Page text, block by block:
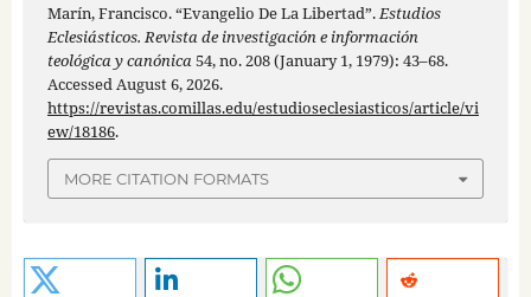
Marín, Francisco. “Evangelio De La Libertad”.Estudios
Eclesiásticos. Revista de investigación e información
teológica y canónica54, no. 208 (January 1, 1979): 43–68.
Accessed August 6, 2026.
https://revistas.comillas.edu/estudioseclesiasticos/article/vi
ew/18186.
MORE CITATION FORMATS